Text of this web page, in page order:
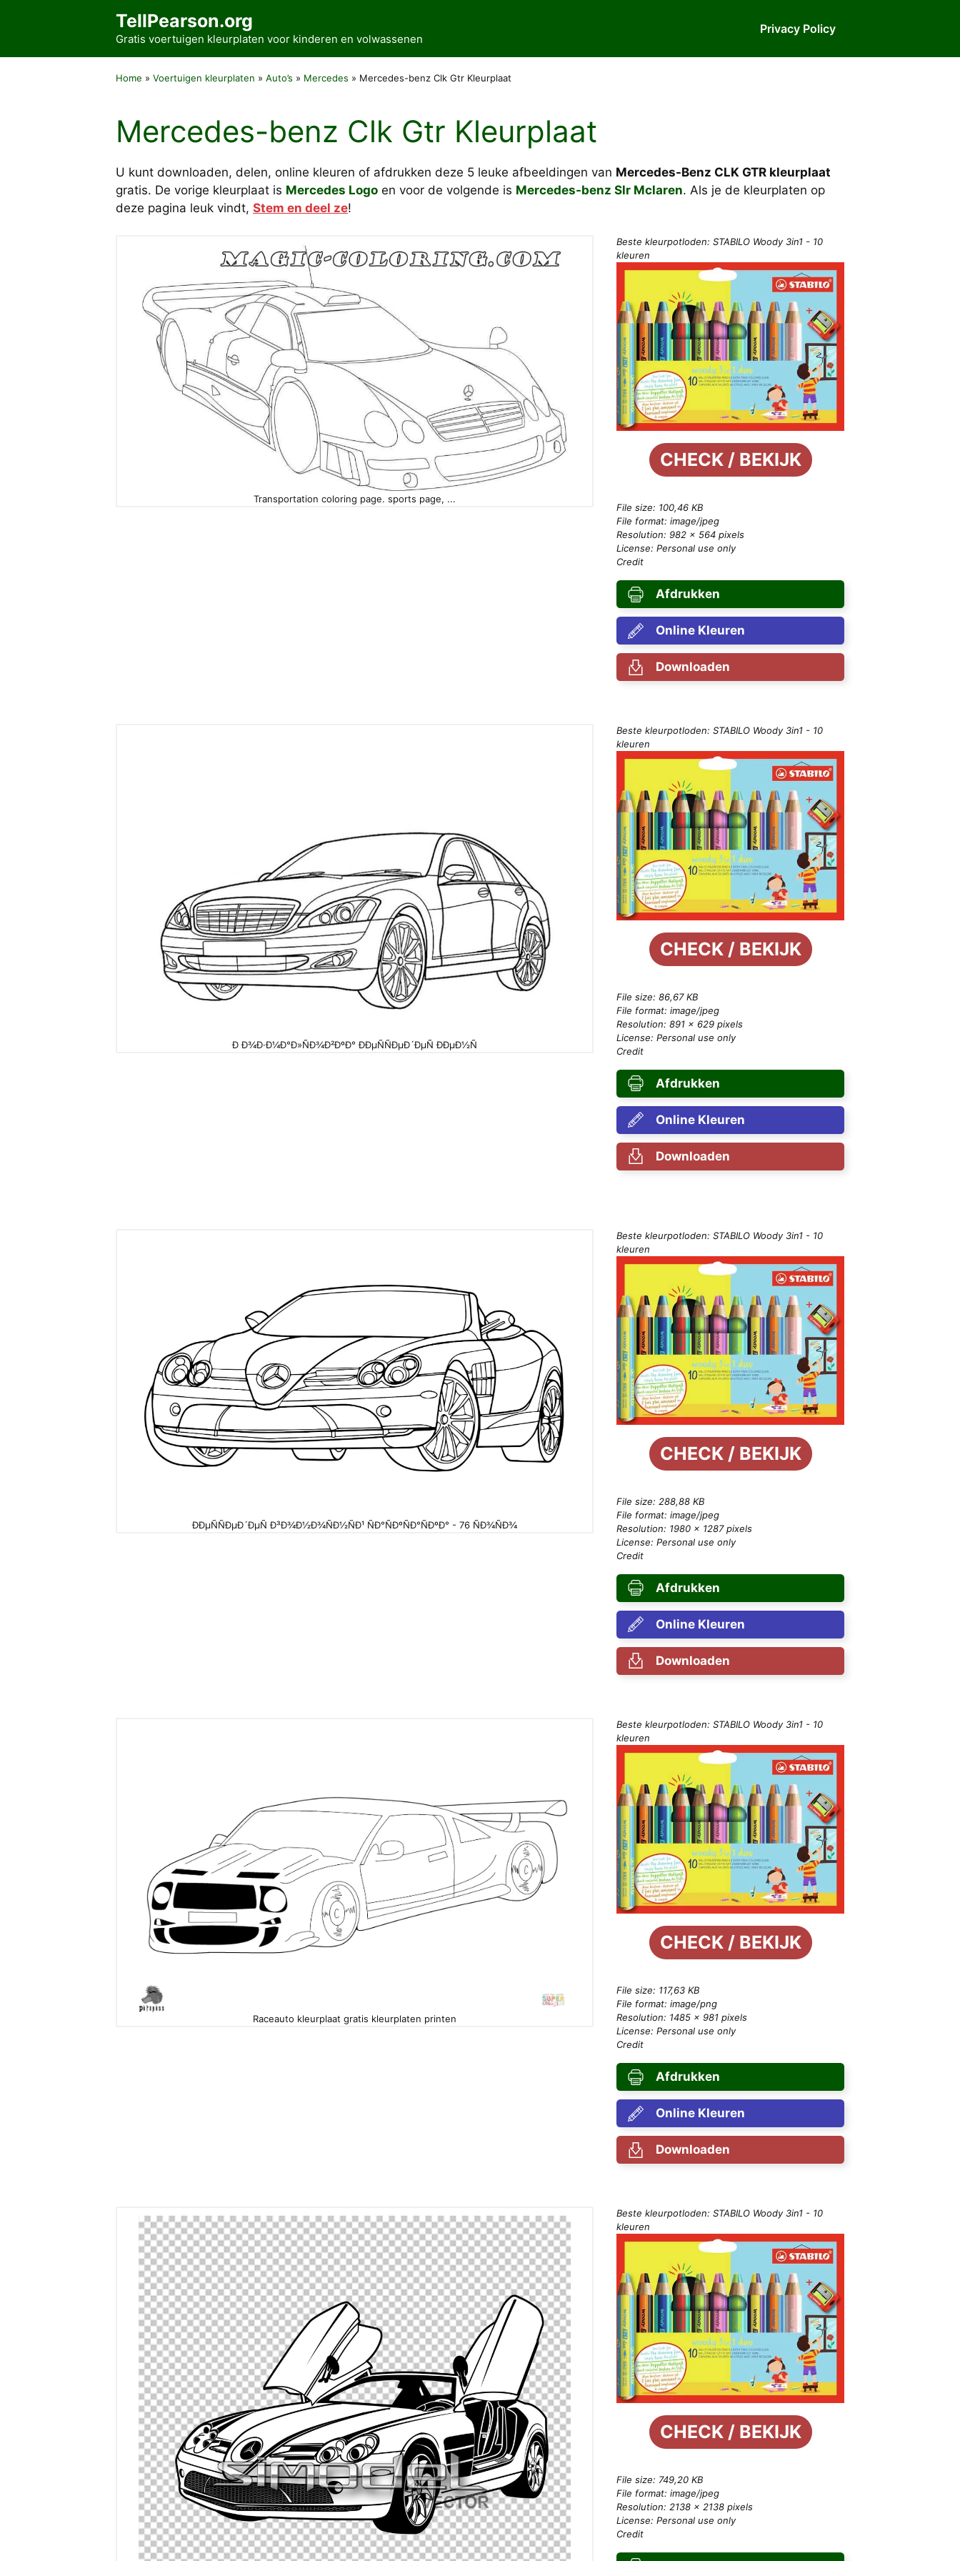
inhoud
TellPearson.org
Gratis voertuigen kleurplaten voor kinderen en volwassenen
Privacy Policy
Home » Voertuigen kleurplaten » Auto’s » Mercedes » Mercedes-benz Clk Gtr Kleurplaat
Mercedes-benz Clk Gtr Kleurplaat
U kunt downloaden, delen, online kleuren of afdrukken deze 5 leuke afbeeldingen van Mercedes-Benz CLK GTR kleurplaat
gratis. De vorige kleurplaat is Mercedes Logo en voor de volgende is Mercedes-benz Slr Mclaren. Als je de kleurplaten op
deze pagina leuk vindt, Stem en deel ze!
Transportation coloring page. sports page, ...
Beste kleurpotloden: STABILO Woody 3in1 - 10
kleuren
CHECK / BEKIJK
File size: 100,46 KB
File format: image/jpeg
Resolution: 982 × 564 pixels
License: Personal use only
Credit
Afdrukken
Online Kleuren
Downloaden
Ð Ð¾Ð·Ð¼Ð°Ð»ÑÐ¾Ð²ÐºÐ° ÐÐµÑÑÐµÐ´ÐµÑ ÐÐµÐ½Ñ
Beste kleurpotloden: STABILO Woody 3in1 - 10
kleuren
CHECK / BEKIJK
File size: 86,67 KB
File format: image/jpeg
Resolution: 891 × 629 pixels
License: Personal use only
Credit
Afdrukken
Online Kleuren
Downloaden
ÐÐµÑÑÐµÐ´ÐµÑ Ð³Ð¾Ð½Ð¾ÑÐ½ÑÐ¹ ÑÐ°ÑÐºÑÐ°ÑÐºÐ° - 76 ÑÐ¾ÑÐ¾
Beste kleurpotloden: STABILO Woody 3in1 - 10
kleuren
CHECK / BEKIJK
File size: 288,88 KB
File format: image/jpeg
Resolution: 1980 × 1287 pixels
License: Personal use only
Credit
Afdrukken
Online Kleuren
Downloaden
Raceauto kleurplaat gratis kleurplaten printen
Beste kleurpotloden: STABILO Woody 3in1 - 10
kleuren
CHECK / BEKIJK
File size: 117,63 KB
File format: image/png
Resolution: 1485 × 981 pixels
License: Personal use only
Credit
Afdrukken
Online Kleuren
Downloaden
Beste kleurpotloden: STABILO Woody 3in1 - 10
kleuren
CHECK / BEKIJK
File size: 749,20 KB
File format: image/jpeg
Resolution: 2138 × 2138 pixels
License: Personal use only
Credit